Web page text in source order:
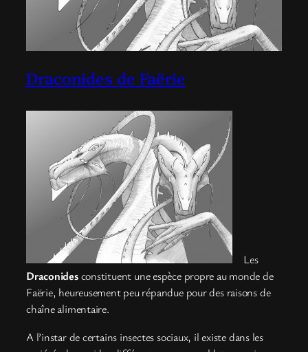
Draconides de Faërie
Les
Draconidesconstituent une espèce propre au monde de
Faërie, heureusement peu répandue pour des raisons de
chaîne alimentaire.
A l’instar de certains insectes sociaux, il existe dans les